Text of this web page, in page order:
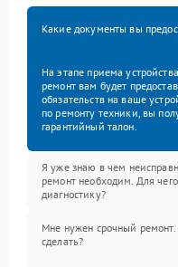
Какие документы вы
На этапе приема
ремонт вам будет
обязательств на ваше
по ремонту техники, вы
гарантийный талон.
Я уже знаю в чем
ремонт необходим. Для
диагностику?
Мне нужен срочный
сделать?